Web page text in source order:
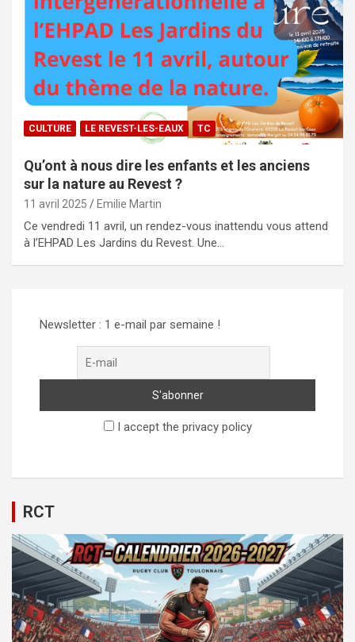
CULTURE LE REVEST-LES-EAUX TC
Qu’ont à nous dire les enfants et les anciens
sur la nature au Revest ?
11 avril 2025 Emilie Martin
Ce vendredi 11 avril, un rendez-vous inattendu vous attend
à l’EHPAD Les Jardins du Revest. Une…
Newsletter : 1 e-mail par semaine !
I accept the privacy policy
RCT